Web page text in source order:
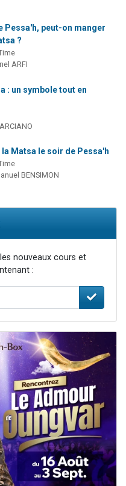
Pessa'h, peut-on manger
?
ARFI
: un symbole tout en
la Matsa le soir de Pessa'h
BENSIMON
nouveaux cours et
: